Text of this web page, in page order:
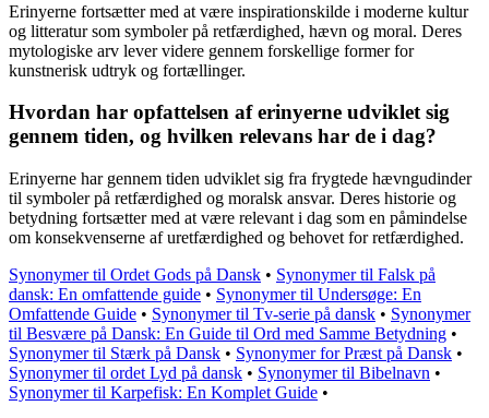
Erinyerne fortsætter med at være inspirationskilde i moderne kultur
og litteratur som symboler på retfærdighed, hævn og moral. Deres
mytologiske arv lever videre gennem forskellige former for
kunstnerisk udtryk og fortællinger.
Hvordan har opfattelsen af erinyerne udviklet sig
gennem tiden, og hvilken relevans har de i dag?
Erinyerne har gennem tiden udviklet sig fra frygtede hævngudinder
til symboler på retfærdighed og moralsk ansvar. Deres historie og
betydning fortsætter med at være relevant i dag som en påmindelse
om konsekvenserne af uretfærdighed og behovet for retfærdighed.
Synonymer til Ordet Gods på Dansk • Synonymer til Falsk på
dansk: En omfattende guide • Synonymer til Undersøge: En
Omfattende Guide • Synonymer til Tv-serie på dansk • Synonymer
til Besvære på Dansk: En Guide til Ord med Samme Betydning •
Synonymer til Stærk på Dansk • Synonymer for Præst på Dansk •
Synonymer til ordet Lyd på dansk • Synonymer til Bibelnavn •
Synonymer til Karpefisk: En Komplet Guide •